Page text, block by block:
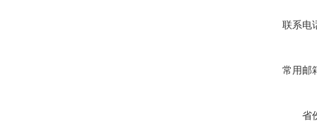
联系电
常用邮
省